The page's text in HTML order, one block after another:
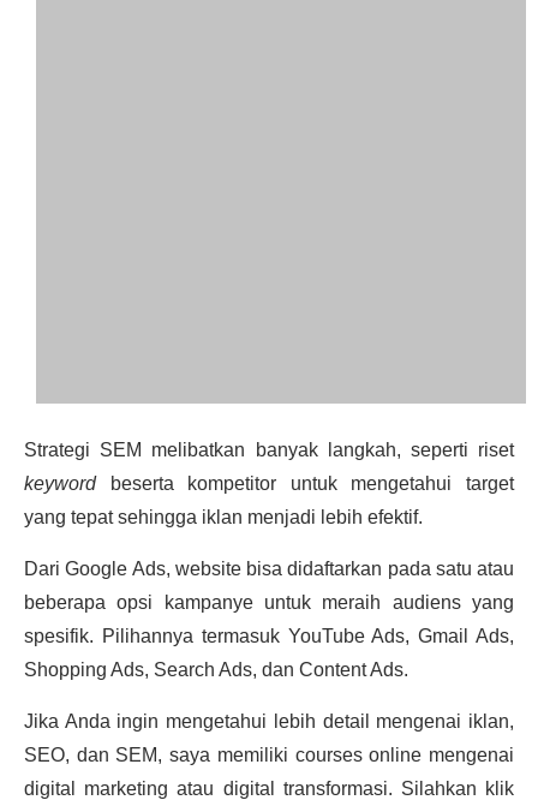
Strategi SEM melibatkan banyak langkah, seperti riset
keywordbeserta kompetitor untuk mengetahui target
yang tepat sehingga iklan menjadi lebih efektif.
Dari Google Ads, website bisa didaftarkan pada satu atau
beberapa opsi kampanye untuk meraih audiens yang
spesifik. Pilihannya termasuk YouTube Ads, Gmail Ads,
Shopping Ads, Search Ads, dan Content Ads.
Jika Anda ingin mengetahui lebih detail mengenai iklan,
SEO, dan SEM, saya memiliki courses online mengenai
digital marketing atau digital transformasi. Silahkan klik